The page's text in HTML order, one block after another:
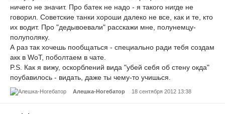
ничего не значит. Про батек не надо - я такого нигде не
говорил. Советские танки хороши далеко не все, как и те, кто
их водит. Про "дедывоевали" расскажи мне, полунемцу-
полуполяку.
А раз так хочешь пообщаться - специально ради тебя создам
акк в WoT, поболтаем в чате.
P.S. Как я вижу, оскорблений вида "убей себя об стену окда"
поубавилось - видать, даже ты чему-то учишься.
Алешка-Ногебатор 18 сентября 2012 13:38